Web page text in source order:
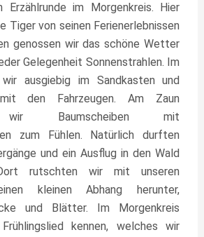
Erzählrunde im Morgenkreis. Hier
Tiger von seinen Ferienerlebnissen
genossen wir das schöne Wetter
Gelegenheit Sonnenstrahlen. Im
ausgiebig im Sandkasten und
den Fahrzeugen. Am Zaun
wir Baumscheiben mit
zum Fühlen. Natürlich durften
und ein Ausflug in den Wald
rutschten wir mit unseren
kleinen Abhang herunter,
und Blätter. Im Morgenkreis
kennen, welches wir